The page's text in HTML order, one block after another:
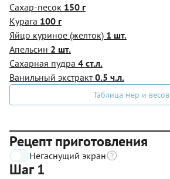
Сахар-песок 150 г
Курага 100 г
Яйцо куриное (желток) 1 шт.
Апельсин 2 шт.
Сахарная пудра 4 ст.л.
Ванильный экстракт0.5 ч.л.
Таблица мер и весов
Рецепт приготовления
Негаснущий экран
Шаг 1